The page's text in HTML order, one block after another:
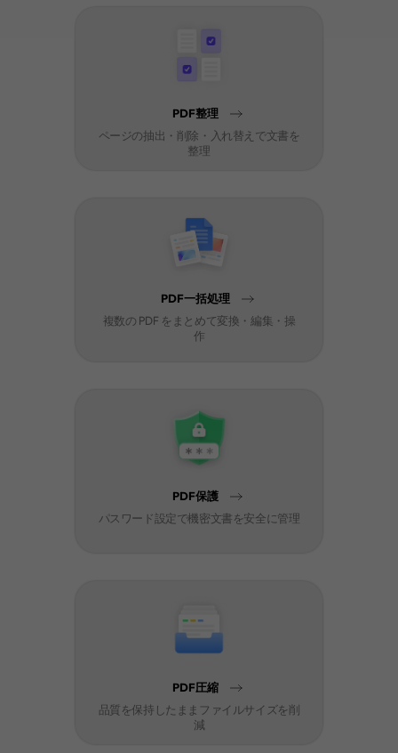
PDF整理
ページの抽出・削除・入れ替えで文書を
整理
PDF一括処理
複数の PDF をまとめて変換・編集・操
作
PDF保護
パスワード設定で機密文書を安全に管理
PDF圧縮
品質を保持したままファイルサイズを削
減